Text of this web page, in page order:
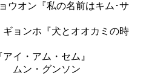
ウオン『私の名前はキム･サ
ョンホ『犬とオオカミの時
イ・アム・セム』
ムン・グンソン